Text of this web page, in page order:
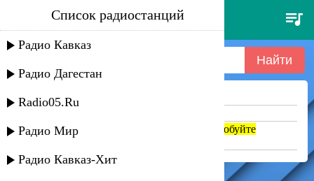
yaki-da - i saw you dancing
Список радиостанций
Радио Кавказ
Радио Дагестан
Radio05.Ru
Радио Мир
Радио Кавказ-Хит
Ничего не найдено =(
Если название написано транслитом, попробуйте
поменять на русский. abc => абц